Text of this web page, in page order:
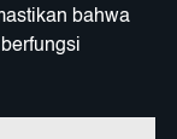
bahwa